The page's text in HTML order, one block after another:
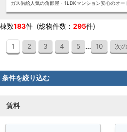
ガス供給人気の角部屋・1LDKマンション安心のオー
棟数183件 (総物件数： 295件)
1 2 3 4 5 ... 10 次
条件を絞り込む
賃料